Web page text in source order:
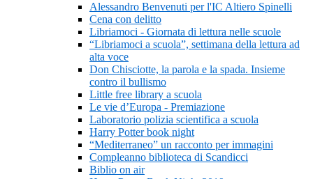
Alessandro Benvenuti per l'IC Altiero Spinelli
Cena con delitto
Libriamoci - Giornata di lettura nelle scuole
“Libriamoci a scuola”, settimana della lettura ad
alta voce
Don Chisciotte, la parola e la spada. Insieme
contro il bullismo
Little free library a scuola
Le vie d’Europa - Premiazione
Laboratorio polizia scientifica a scuola
Harry Potter book night
“Mediterraneo” un racconto per immagini
Compleanno biblioteca di Scandicci
Biblio on air